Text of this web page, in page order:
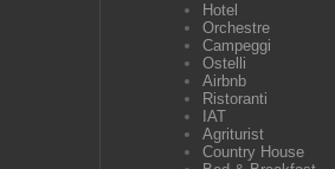
Hotel
Orchestre
Campeggi
Ostelli
Airbnb
Ristoranti
IAT
Agriturist
Country House